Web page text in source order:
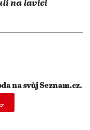
na svůj Seznam.cz.